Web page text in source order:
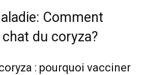
Comment
du coryza?
: pourquoi vacciner